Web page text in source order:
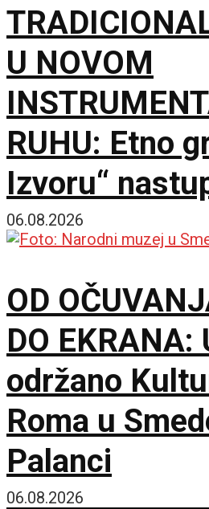
U NOVOM
RUHU: Etno
Izvoru“
Smederevu
06.08.2026
OD
DO EKRANA:
održano
Roma u
Palanci
06.08.2026